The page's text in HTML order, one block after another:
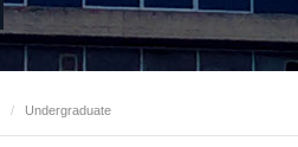
/ Undergraduate